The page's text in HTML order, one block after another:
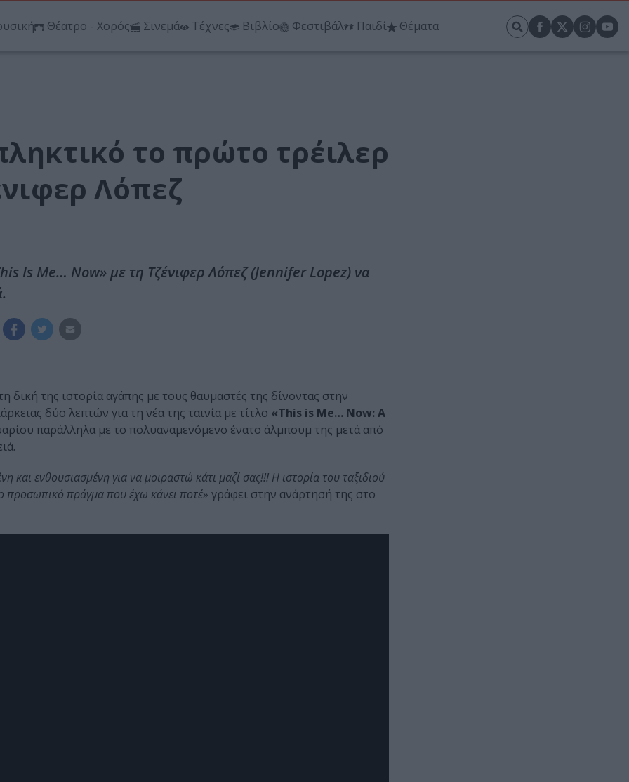
Θέατρο - Χορός Σινεμά Τέχνες Βιβλίο Φεστιβάλ Παιδί Θέματα
το πρώτο τρέιλερ
Λόπεζ
Is Me… Now» με τη Τζένιφερ Λόπεζ (Jennifer Lopez) να
δική της ιστορία αγάπης με τους θαυμαστές της δίνοντας στην
δύο λεπτών για τη νέα της ταινία με τίτλο «This is Me… Now: A
παράλληλα με το πολυαναμενόμενο ένατο άλμπουμ της μετά από
και ενθουσιασμένη για να μοιραστώ κάτι μαζί σας!!! Η ιστορία του ταξιδιού
προσωπικό πράγμα που έχω κάνει ποτέ» γράφει στην ανάρτησή της στο